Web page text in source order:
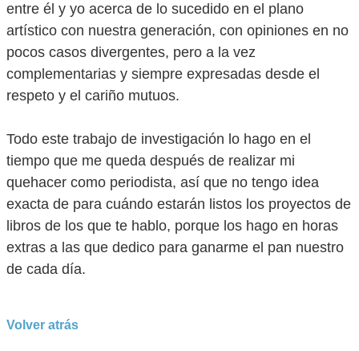
entre él y yo acerca de lo sucedido en el plano
artístico con nuestra generación, con opiniones en no
pocos casos divergentes, pero a la vez
complementarias y siempre expresadas desde el
respeto y el cariño mutuos.
Todo este trabajo de investigación lo hago en el
tiempo que me queda después de realizar mi
quehacer como periodista, así que no tengo idea
exacta de para cuándo estarán listos los proyectos de
libros de los que te hablo, porque los hago en horas
extras a las que dedico para ganarme el pan nuestro
de cada día.
Volver atrás